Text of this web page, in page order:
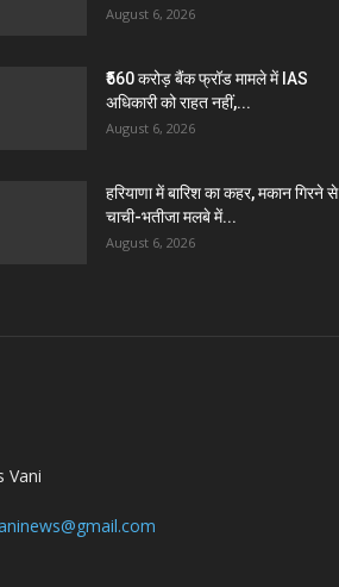
August 6, 2026
₹560 करोड़ बैंक फ्रॉड मामले में IAS
अधिकारी को राहत नहीं,...
August 6, 2026
हरियाणा में बारिश का कहर, मकान गिरने से
चाची-भतीजा मलबे में...
August 6, 2026
Vani